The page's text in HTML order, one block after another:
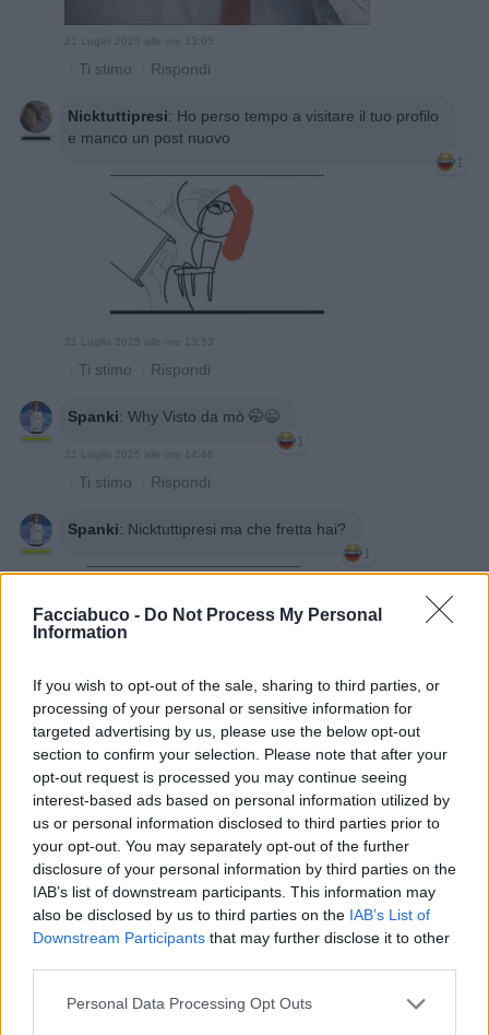
Facciabuco - Do Not Process My Personal
Information
If you wish to opt-out of the sale, sharing to third parties, or
processing of your personal or sensitive information for
targeted advertising by us, please use the below opt-out
section to confirm your selection. Please note that after your
opt-out request is processed you may continue seeing
interest-based ads based on personal information utilized by
us or personal information disclosed to third parties prior to
your opt-out. You may separately opt-out of the further
disclosure of your personal information by third parties on the
IAB’s list of downstream participants. This information may
also be disclosed by us to third parties on the IAB’s List of
Downstream Participants that may further disclose it to other
Personal Data Processing Opt Outs
· Ti stimo · Rispondi
Nicktuttipresi: Ho perso tempo a visitare il tuo profilo
e manco un post nuovo
1
· Ti stimo · Rispondi
Spanki: Why Visto da mò 🤭😉
1
· Ti stimo · Rispondi
Spanki: Nicktuttipresi ma che fretta hai?
1
21 Luglio 2025 alle ore 14:47
·Ti stimo·Rispondi
Nicktuttipresi:Spanki avrai notizie dal mio avvocato,
non si fa perdere tempo così, alle persone
1